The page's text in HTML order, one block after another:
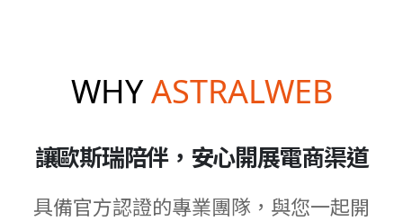
WHYASTRALWEB
讓歐斯瑞陪伴，安心開展電商渠道
具備官方認證的專業團隊，與您一起開